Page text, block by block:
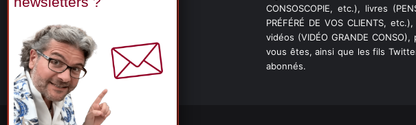
X LinkedinYouTube
CONSOSCOPIE, etc.), livres
PRÉFÉRÉ DE VOS CLIENTS,
vidéos (VIDÉO GRANDE
vous êtes, ainsi que les fils
abonnés.